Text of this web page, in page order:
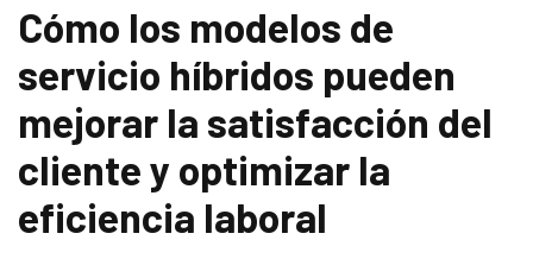
Cómo los modelos de
servicio híbridos pueden
mejorar la satisfacción del
cliente y optimizar la
eficiencia laboral